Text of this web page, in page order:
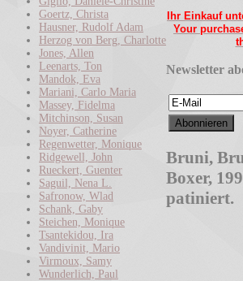
Goertz, Christa
Hausner, Rudolf Adam
Herzog von Berg, Charlotte
Jones, Allen
Leenarts, Ton
Mandok, Eva
Mariani, Carlo Maria
Massey, Fidelma
Mitchinson, Susan
Noyer, Catherine
Regenwetter, Monique
Ridgewell, John
Rueckert, Guenter
Saguil, Nena L.
Safronow, Wlad
Schank, Gaby
Steichen, Monique
Tsantekidou, Ira
Vandivinit, Mario
Virmoux, Samy
Wunderlich, Paul
Ihr Einkauf
Your
Newsletter
Bruni,
Boxer,
patiniert.